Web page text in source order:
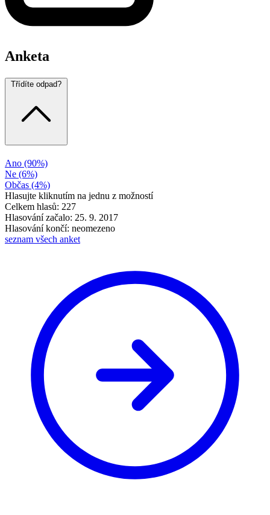
Anketa
Třídíte odpad?
Ano (90%)
Ne (6%)
Občas (4%)
Hlasujte kliknutím na jednu z možností
Celkem hlasů: 227
Hlasování začalo: 25. 9. 2017
Hlasování končí: neomezeno
seznam všech anket